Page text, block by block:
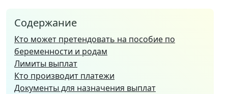
Содержание
Кто может претендовать на пособие по
беременности и родам
Лимиты выплат
Кто производит платежи
Документы для назначения выплат